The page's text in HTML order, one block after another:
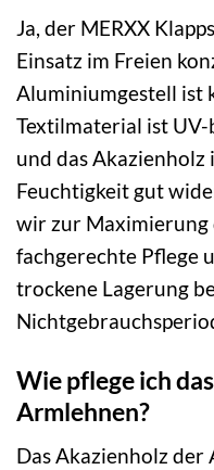
Ja, der MERXX
Einsatz im Freien
Aluminiumgestell ist
Textilmaterial ist
und das
Feuchtigkeit gut
wir zur Maximierung
fachgerechte Pflege
trockene Lagerung
Wie pflege ich
Armlehnen?
Das Akazienholz